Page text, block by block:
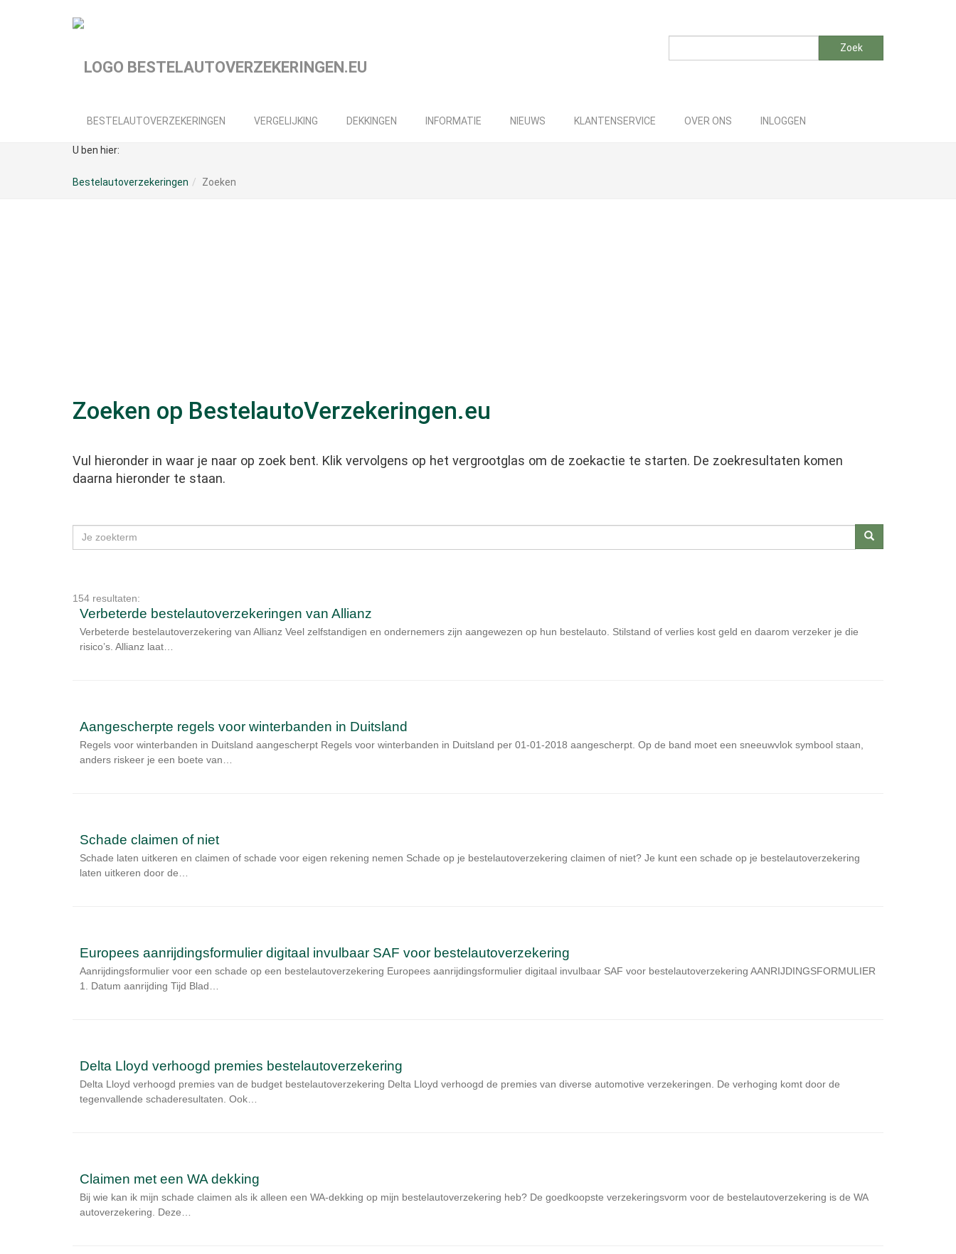
Zoek
BESTELAUTOVERZEKERINGEN VERGELIJKING DEKKINGEN INFORMATIE NIEUWS KLANTENSERVICE OVER ONS INLOGGEN
U ben hier:
Bestelautoverzekeringen Zoeken
Zoeken op BestelautoVerzekeringen.eu
Vul hieronder in waar je naar op zoek bent. Klik vervolgens op het vergrootglas om de zoekactie te starten. De zoekresultaten komen
daarna hieronder te staan.
Zoeken
154 resultaten:
Verbeterde bestelautoverzekeringen van Allianz
Verbeterde bestelautoverzekering van Allianz Veel zelfstandigen en ondernemers zijn aangewezen op hun bestelauto. Stilstand of verlies kost geld en daarom verzeker je die
risico’s. Allianz laat…
Aangescherpte regels voor winterbanden in Duitsland
Regels voor winterbanden in Duitsland aangescherpt Regels voor winterbanden in Duitsland per 01-01-2018 aangescherpt. Op de band moet een sneeuwvlok symbool staan,
anders riskeer je een boete van…
Schade claimen of niet
Schade laten uitkeren en claimen of schade voor eigen rekening nemen Schade op je bestelautoverzekering claimen of niet? Je kunt een schade op je bestelautoverzekering
laten uitkeren door de…
Europees aanrijdingsformulier digitaal invulbaar SAF voor bestelautoverzekering
Aanrijdingsformulier voor een schade op een bestelautoverzekering Europees aanrijdingsformulier digitaal invulbaar SAF voor bestelautoverzekering AANRIJDINGSFORMULIER
1. Datum aanrijding Tijd Blad…
Delta Lloyd verhoogd premies bestelautoverzekering
Delta Lloyd verhoogd premies van de budget bestelautoverzekering Delta Lloyd verhoogd de premies van diverse automotive verzekeringen. De verhoging komt door de
tegenvallende schaderesultaten. Ook…
Claimen met een WA dekking
Bij wie kan ik mijn schade claimen als ik alleen een WA-dekking op mijn bestelautoverzekering heb? De goedkoopste verzekeringsvorm voor de bestelautoverzekering is de WA
autoverzekering. Deze…